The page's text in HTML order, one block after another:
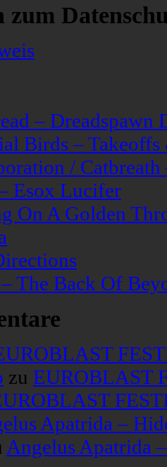
– Dreadspawn
Birds –
/
Esox Lucifer
On A Golden
The Back Of
zu EUROBLAST
Apatrida –
Angelus Apatrida